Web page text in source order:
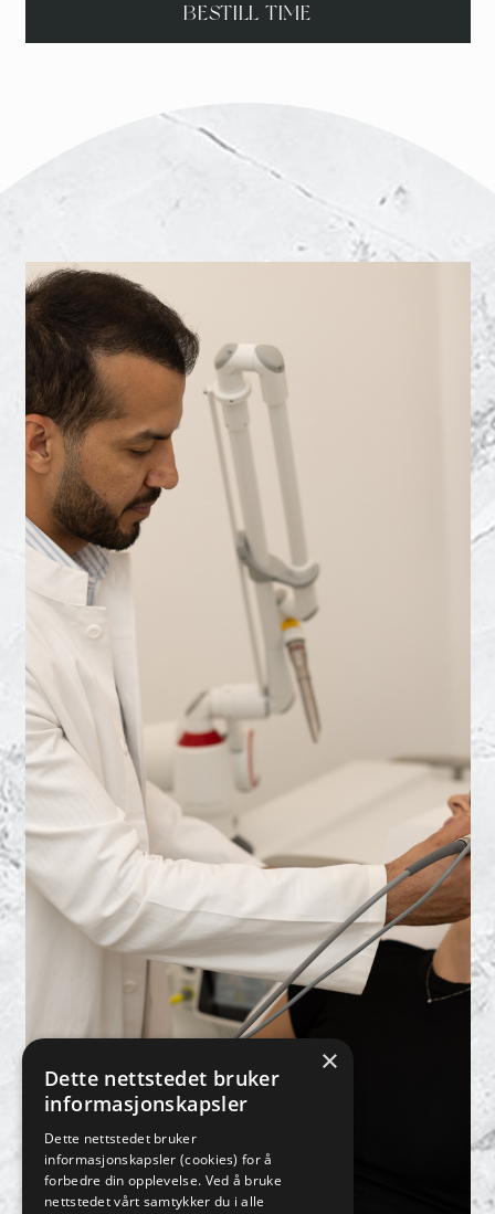
BESTILL TIME
×
Dette nettstedet bruker
informasjonskapsler
Dette nettstedet bruker
informasjonskapsler (cookies) for å
forbedre din opplevelse. Ved å bruke
nettstedet vårt samtykker du i alle